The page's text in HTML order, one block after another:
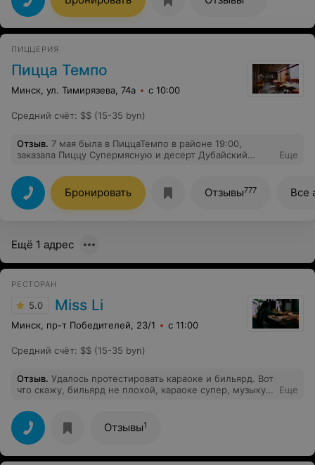
ПИЦЦЕРИЯ
Пицца Темпо
Минск, ул. Тимирязева, 74а с 10:00
Средний счёт: $$ (15-35 byn)
Отзыв. 7 мая была в ПиццаТемпо в районе 19:00,
заказала Пиццу Супермясную и десерт Дубайский
мне ужасно плохо.
Еще
Бронировать Отзывы777 Все
Ещё 1 адрес
РЕСТОРАН
5.0 Miss Li
Минск, пр-т Победителей, 23/1 с 11:00
Средний счёт: $$ (15-35 byn)
Отзыв. Удалось протестировать караоке и бильярд. Вот
что скажу, бильярд не плохой, караоке супер, музыку
будем отмечать день рождения жены в следующий
раз. Советую!
Еще
Отзывы1